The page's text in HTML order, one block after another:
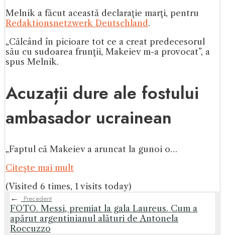
Melnik a făcut această declaraţie marţi, pentru
Redaktionsnetzwerk Deutschland.
„Călcând în picioare tot ce a creat predecesorul
său cu sudoarea frunţii, Makeiev m-a provocat”, a
spus Melnik.
Acuzații dure ale fostului
ambasador ucrainean
„Faptul că Makeiev a aruncat la gunoi o…
Citeşte mai mult
(Visited 6 times, 1 visits today)
←
Precedent
FOTO. Messi, premiat la gala Laureus. Cum a
apărut argentinianul alături de Antonela
Roccuzzo